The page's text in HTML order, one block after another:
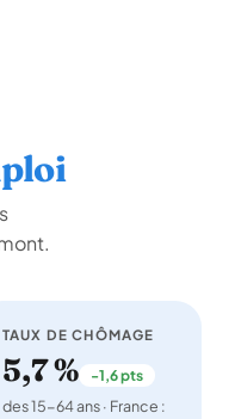
TAUX DE CHÔMAGE
5,7 % -1,6 pts
des 15-64 ans · France :